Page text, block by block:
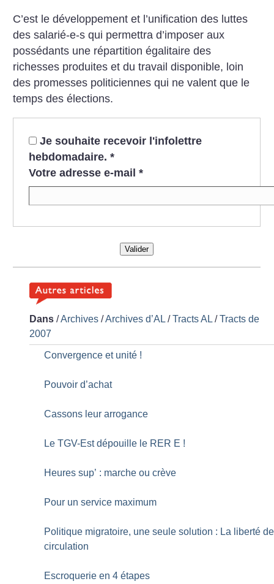
C’est le développement et l’unification des luttes
des salarié-e-s qui permettra d’imposer aux
possédants une répartition égalitaire des
richesses produites et du travail disponible, loin
des promesses politiciennes qui ne valent que le
temps des élections.
Je souhaite recevoir l'infolettre
hebdomadaire. *
Votre adresse e-mail *
Valider
Dans /Archives /Archives d’AL /Tracts AL /Tracts de
2007
Convergence et unité !
Pouvoir d’achat
Cassons leur arrogance
Le TGV-Est dépouille le RER E !
Heures sup’ : marche ou crève
Pour un service maximum
Politique migratoire, une seule solution : La liberté de
circulation
Escroquerie en 4 étapes